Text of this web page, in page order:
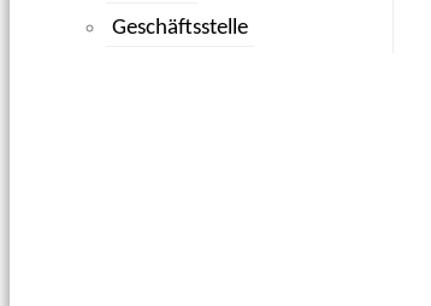
Geschäftsstelle